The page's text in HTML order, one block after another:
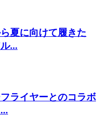
夏に向けて履きた
...
ライヤーとのコラボ